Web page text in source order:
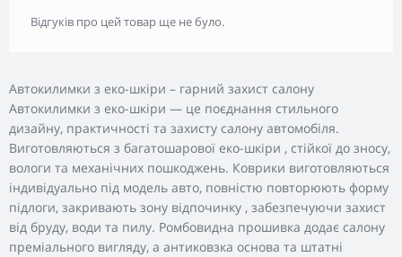
Автокилимки з еко-шкіри – гарний захист салону
Автокилимки з еко-шкіри — це поєднання стильного
дизайну, практичності та захисту салону автомобіля.
Виготовляються з багатошарової еко-шкіри , стійкої до зносу,
вологи та механічних пошкоджень. Коврики виготовляються
індивідуально під модель авто, повністю повторюють форму
підлоги, закривають зону відпочинку , забезпечуючи захист
від бруду, води та пилу. Ромбовидна прошивка додає салону
преміального вигляду, а антиковзка основа та штатні
Відгуків про цей товар ще не було.